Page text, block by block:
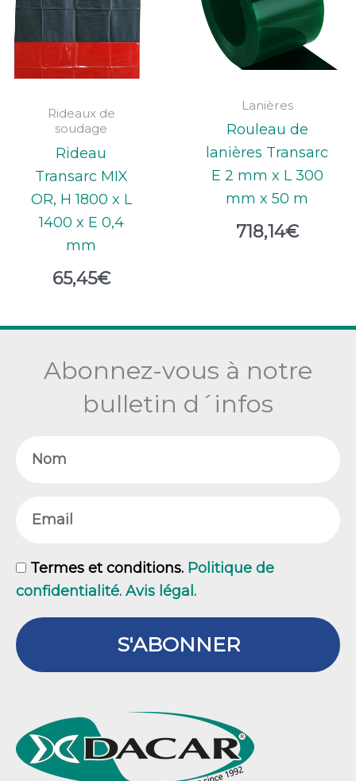
Rideaux de
soudage
Rideau
Transarc MIX
OR, H 1800 x L
1400 x E 0,4
mm
65,45€
Lanières
Rouleau de
lanières Transarc
E 2 mm x L 300
mm x 50 m
718,14€
Abonnez-vous à notre
bulletin d´infos
GDPR
Termes et conditions. Politique de
confidentialité. Avis légal.
S'ABONNER